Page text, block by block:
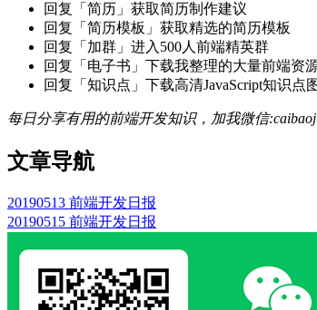
回复「简历」获取简历制作建议
回复「简历模板」获取精选的简历模板
回复「加群」进入500人前端精英群
回复「电子书」下载我整理的大量前端资
回复「知识点」下载高清JavaScript知识点
每日分享有用的前端开发知识，加我微信
文章导航
20190513 前端开发日报
20190515 前端开发日报